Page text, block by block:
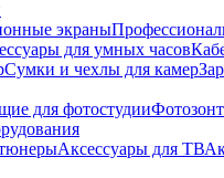
экраны
для умных часов
Сумки и чехлы для камер
для фотостудии
Аксессуары для ТВ